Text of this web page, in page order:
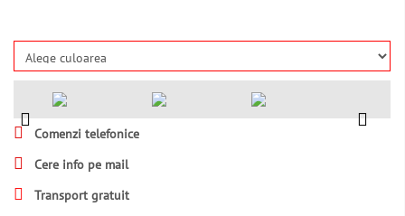
Comenzi telefonice
Cere info pe mail
Transport gratuit